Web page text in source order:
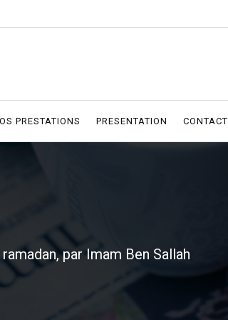
PRESTATIONS PRESENTATION CONTACT
par Imam Ben Sallah